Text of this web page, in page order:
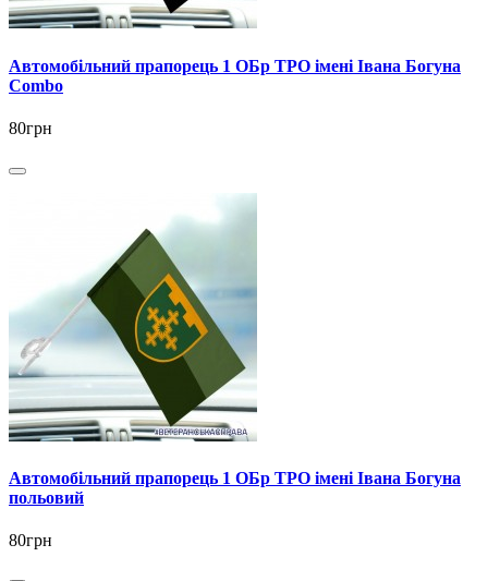
Автомобільний прапорець 1 ОБр ТРО імені Івана Богуна
Combo
80грн
Автомобільний прапорець 1 ОБр ТРО імені Івана Богуна
польовий
80грн